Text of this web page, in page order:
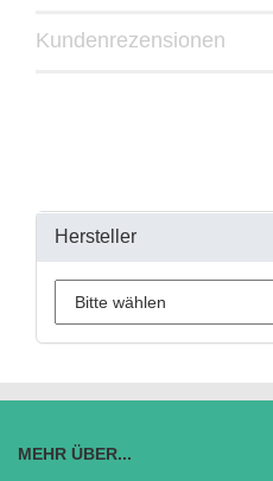
Kundenrezensionen
Hersteller
MEHR ÜBER...